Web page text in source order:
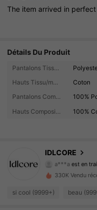
The item arrived in
Détails Du Produit
Pantalons Tissu/matériel:
Hauts Tissu/matériel:
Coton
Pantalons Composition:
100%
100%
IDLCORE
4.87 11K
a***a
est en
11K
11K
330K Vendu
si cool (9999+) beau